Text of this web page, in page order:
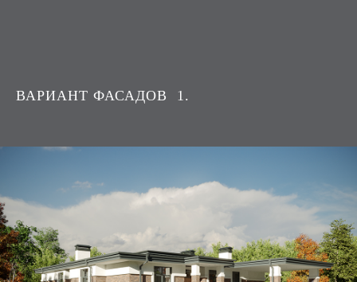
ВАРИАНТ ФАСАДОВ 1.